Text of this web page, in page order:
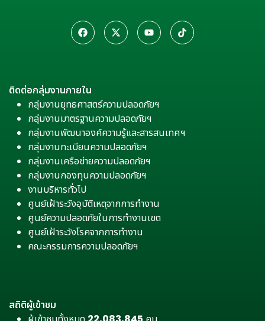
ติดต่อกลุ่มงานภายใน
กลุ่มงานยุทธศาสตร์ความปลอดภัยฯ
กลุ่มงานมาตรฐานความปลอดภัยฯ
กลุ่มงานพัฒนาองค์ความรู้และสารสนเทศฯ
กลุ่มงานทะเบียนความปลอดภัยฯ
กลุ่มงานเครือข่ายความปลอดภัยฯ
กลุ่มงานกองทุนความปลอดภัยฯ
งานบริหารทั่วไป
ศูนย์เฝ้าระวังอุบัติเหตุจากการทำงาน
ศูนย์ความปลอดภัยในการทำงานเขต
ศูนย์เฝ้าระวังโรคจากการทำงาน
คณะกรรมการความปลอดภัยฯ
สถิติผู้เข้าชม